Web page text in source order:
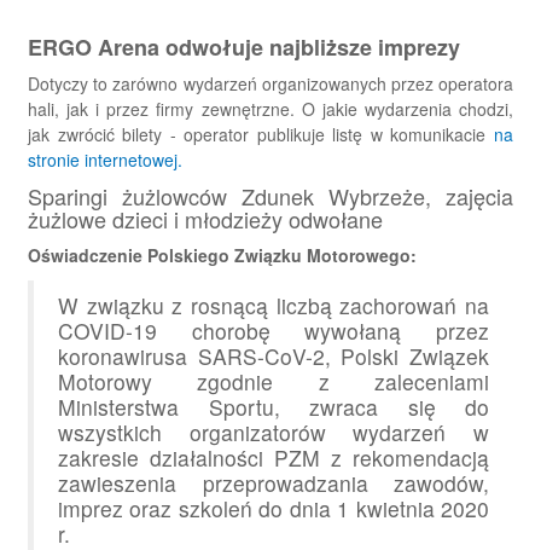
ERGO Arena odwołuje najbliższe imprezy
Dotyczy to zarówno wydarzeń organizowanych przez operatora
hali, jak i przez firmy zewnętrzne. O jakie wydarzenia chodzi,
jak zwrócić bilety - operator publikuje listę w komunikacie na
stronie internetowej.
Sparingi żużlowców Zdunek Wybrzeże, zajęcia
żużlowe dzieci i młodzieży odwołane
Oświadczenie Polskiego Związku Motorowego:
W związku z rosnącą liczbą zachorowań na
COVID-19 chorobę wywołaną przez
koronawirusa SARS-CoV-2, Polski Związek
Motorowy zgodnie z zaleceniami
Ministerstwa Sportu, zwraca się do
wszystkich organizatorów wydarzeń w
zakresie działalności PZM z rekomendacją
zawieszenia przeprowadzania zawodów,
imprez oraz szkoleń do dnia 1 kwietnia 2020
r.